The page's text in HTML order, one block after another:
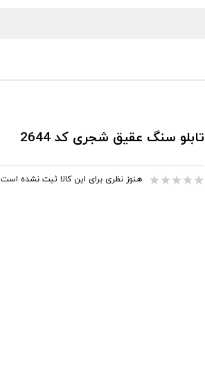
تابلو سنگ عقیق شجری کد 2644
هنوز نظری برای این کالا ثبت نشده است